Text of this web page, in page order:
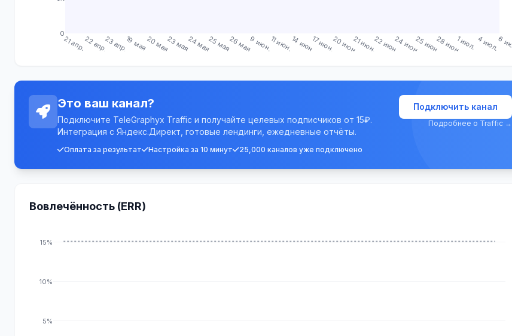
21 апр.22 апр.23 апр.19 мая20 мая23 мая24 мая25 мая26 мая9 июн.11 июн.14 июн.17 июн.20 июн.21 июн.22 июн.24 июн.25 июн.28 июн.1 июл. 4 июл.6 июл.
0
Это ваш канал?
Подключите TeleGraphyx Traffic и получайте целевых подписчиков от 15₽.
Интеграция с Яндекс.Директ, готовые лендинги, ежедневные отчёты.
Оплата за результат Настройка за 10 минут 25,000 каналов уже подключено
Подключить канал
Подробнее о Traffic →
Вовлечённость (ERR)
5%
10%
15%